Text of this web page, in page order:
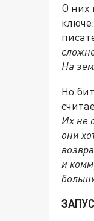
О них
На
Но
Их не
они
и